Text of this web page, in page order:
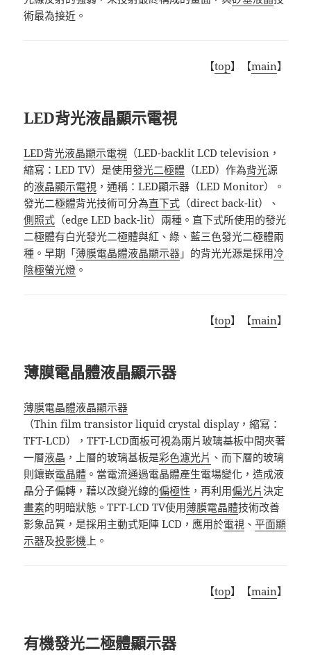
術最為接近。
【top】【main】
LED背光液晶顯示電視
LED背光液晶顯示電視 （LED-backlit LCD television ，
縮寫：LED TV）是使用發光二極體 （LED）作為背光源
的液晶顯示電視 ，通稱：LED顯示器（LED Monitor）。
發光二極體背光技術可分為直下式 （direct back-lit）、
側照式 （edge LED back-lit）兩種。直下式所使用的發光
二極體有白光發光二極體與紅、綠、藍三色發光二極體兩
種。早期「薄膜電晶體液晶顯示器 」的背光光源是採用冷
陰極螢光燈 。
【top】【main】
薄膜電晶體液晶顯示器
薄膜電晶體液晶顯示器
（Thin film transistor liquid crystal display，縮寫：
TFT-LCD），TFT-LCD面板可視為兩片玻璃基板中間夾著
一層液晶 ，上層的玻璃基板是彩色濾光片 、而下層的玻璃
則鑲嵌電晶體 。當電流通過電晶體產生電場變化，造成液
晶分子偏轉，藉以改變光線的偏極性 ，再利用偏光片決定
畫素的明暗狀態。TFT-LCD TV使用薄膜電晶體技術改善
影象品質，是採用主動式矩陣 LCD ，應用於電視 、平面顯
示器及投影機 上。
【top】【main】
有機發光二極體顯示器